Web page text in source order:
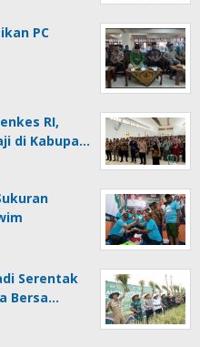
PC
RI,
di Kabupa…
Serentak
Bersa…